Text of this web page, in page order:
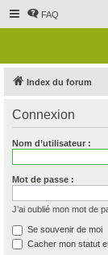
FAQ
Index du forum
Connexion
Nom d’utilisateur :
Mot de passe :
J’ai oublié mon mot de
Se souvenir de moi
Cacher mon statut